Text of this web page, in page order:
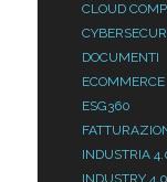
CLOUD
DOCUMENTI
ECOMMERCE
ESG360
INDUSTRIA